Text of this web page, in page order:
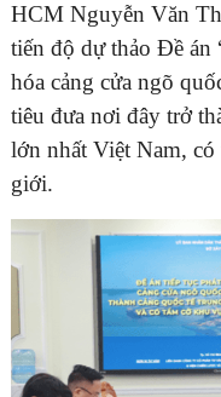
HCM Nguyễn Văn
tiến độ dự thảo Đề án
hóa cảng cửa ngõ
tiêu đưa nơi đây trở
lớn nhất Việt Nam,
giới.